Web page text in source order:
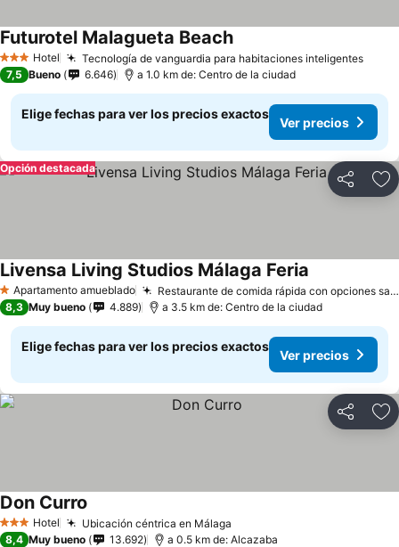
3 Estrellas
Hotel Tecnología de vanguardia para habitaciones inteligentes
Futurotel Malagueta Beach
7,5 Bueno 6.646 a 1.0 km de: Centro de la ciudad
Elige fechas para ver los precios exactos
Ver precios
Compartir
Opción destacada
1 Estrellas
Apartamento amueblado Restaurante de comida rápida con opciones sanas
Livensa Living Studios Málaga Feria
8,3 Muy bueno 4.889 a 3.5 km de: Centro de la ciudad
Elige fechas para ver los precios exactos
Ver precios
Compartir
3 Estrellas
Hotel Ubicación céntrica en Málaga
Don Curro
8,4 Muy bueno 13.692 a 0.5 km de: Alcazaba